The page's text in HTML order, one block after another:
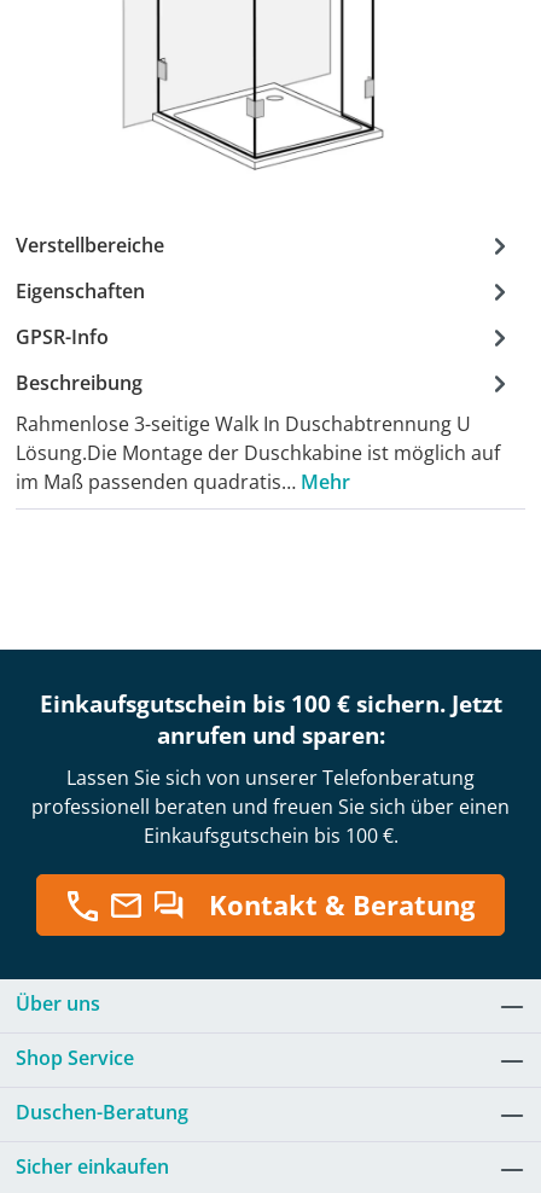
Verstellbereiche
Eigenschaften
GPSR-Info
Beschreibung
Rahmenlose 3-seitige Walk In Duschabtrennung U
Lösung.Die Montage der Duschkabine ist möglich auf
im Maß passenden quadratis… Mehr
Einkaufsgutschein bis 100 € sichern. Jetzt
anrufen und sparen:
Lassen Sie sich von unserer Telefonberatung
professionell beraten und freuen Sie sich über einen
Einkaufsgutschein bis 100 €.
Kontakt & Beratung
Über uns
Shop Service
Duschen-Beratung
Sicher einkaufen